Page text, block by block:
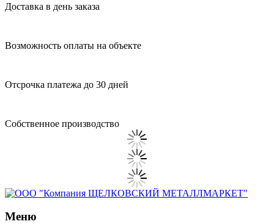
Доставка в день заказа
Возможность оплаты на объекте
Отсрочка платежа до 30 дней
Собственное производство
Меню